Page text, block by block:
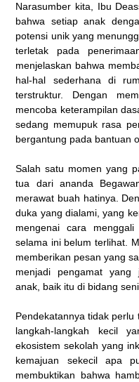
Narasumber kita, Ibu
bahwa setiap anak
potensi unik yang
terletak pada
menjelaskan bahwa
hal-hal sederhana di
terstruktur. Dengan
mencoba keterampilan
sedang memupuk rasa
bergantung pada bantuan
Salah satu momen yang
tua dari ananda
merawat buah hatinya.
duka yang dialami, yang
mengenai cara
selama ini belum terlihat.
memberikan pesan yang
menjadi pengamat yang
anak, baik itu di bidang
Pendekatannya tidak
langkah-langkah kecil
ekosistem sekolah yang
kemajuan sekecil apa
membuktikan bahwa